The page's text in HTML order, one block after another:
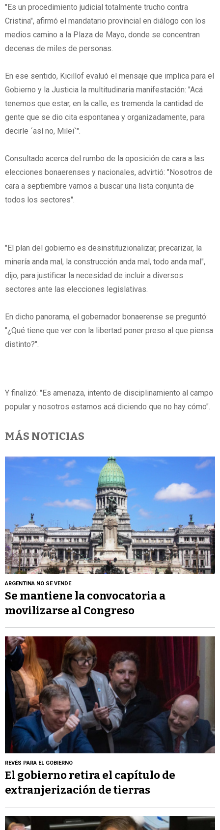
"Es un procedimiento judicial totalmente trucho contra
Cristina", afirmó el mandatario provincial en diálogo con los
medios camino a la Plaza de Mayo, donde se concentran
decenas de miles de personas.
En ese sentido, Kicillof evaluó el mensaje que implica para el
Gobierno y la Justicia la multitudinaria manifestación: "Acá
tenemos que estar, en la calle, es tremenda la cantidad de
gente que se dio cita espontanea y organizadamente, para
decirle ´así no, Milei`".
Consultado acerca del rumbo de la oposición de cara a las
elecciones bonaerenses y nacionales, advirtió: "Nosotros de
cara a septiembre vamos a buscar una lista conjunta de
todos los sectores".
"El plan del gobierno es desinstituzionalizar, precarizar, la
minería anda mal, la construcción anda mal, todo anda mal",
dijo, para justificar la necesidad de incluir a diversos
sectores ante las elecciones legislativas.
En dicho panorama, el gobernador bonaerense se preguntó:
"¿Qué tiene que ver con la libertad poner preso al que piensa
distinto?".
Y finalizó: "Es amenaza, intento de disciplinamiento al campo
popular y nosotros estamos acá diciendo que no hay cómo".
MÁS NOTICIAS
ARGENTINA NO SE VENDE
Se mantiene la convocatoria a
movilizarse al Congreso
REVÉS PARA EL GOBIERNO
El gobierno retira el capítulo de
extranjerización de tierras